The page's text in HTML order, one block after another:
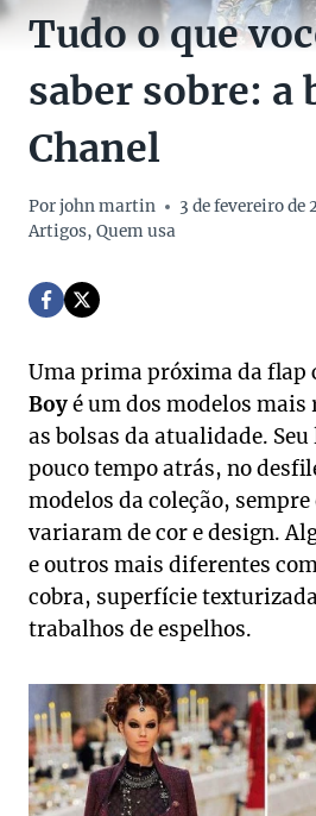
Tudo o que
saber sobre: a
Chanel
Porjohn martin
3 de fevereiro de
Artigos, Quem usa
Uma prima próxima da flap
Boyé um dos modelos
as bolsas da atualidade.
pouco tempo atrás, no
modelos da coleção,
variaram de cor e design.
e outros mais diferentes
cobra, superfície
trabalhos de espelhos.